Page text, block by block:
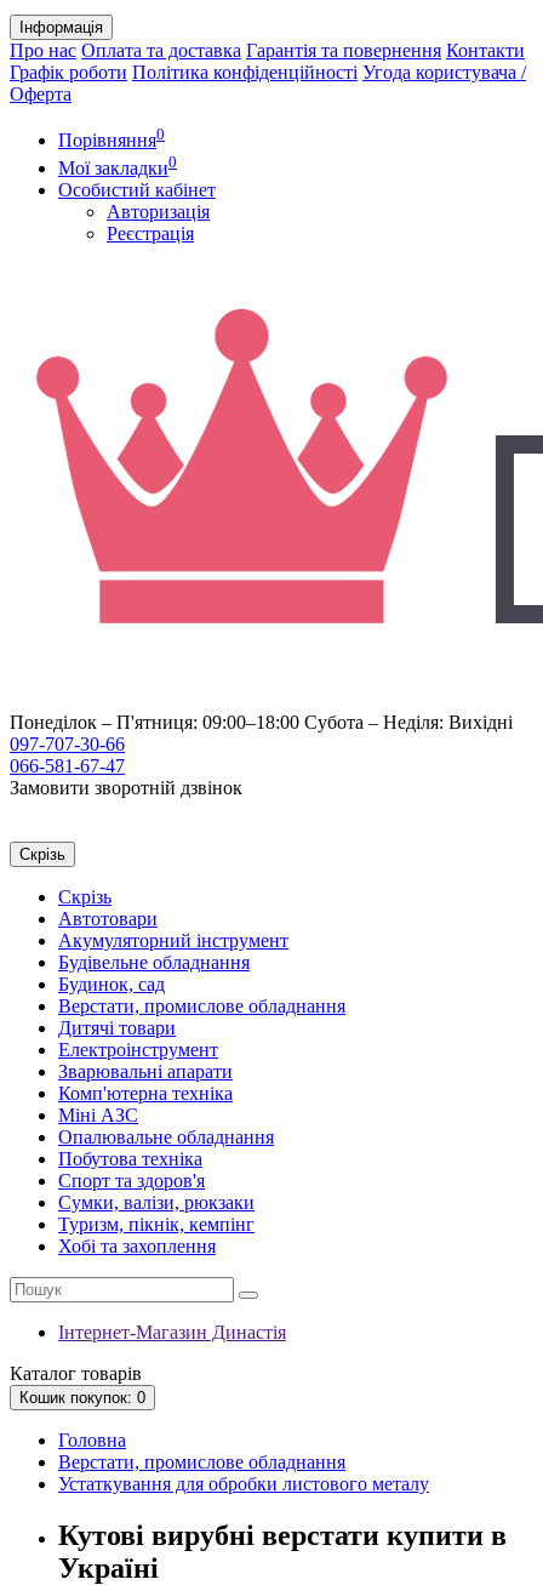
Інформація
Про нас Оплата та доставка Гарантія та повернення Контакти
Графік роботи Політика конфіденційності Угода користувача /
Оферта
Порівняння0
Мої закладки0
Особистий кабінет
Авторизація
Реєстрація
Понеділок – П'ятниця: 09:00–18:00 Субота – Неділя: Вихідні
097-707-30-66
066-581-67-47
Замовити зворотній дзвінок
Скрізь
Скрізь
Автотовари
Акумуляторний інструмент
Будівельне обладнання
Будинок, сад
Верстати, промислове обладнання
Дитячі товари
Електроінструмент
Зварювальні апарати
Комп'ютерна техніка
Міні АЗС
Опалювальне обладнання
Побутова техніка
Спорт та здоров'я
Сумки, валізи, рюкзаки
Туризм, пікнік, кемпінг
Хобі та захоплення
Інтернет-Магазин Династія
Каталог товарів
Кошик покупок: 0
Головна
Верстати, промислове обладнання
Устаткування для обробки листового металу
Кутові вирубні верстати купити в
Україні